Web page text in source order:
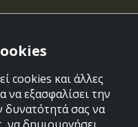
cookies και άλλες
να εξασφαλίσει την
δυνατότητά σας να